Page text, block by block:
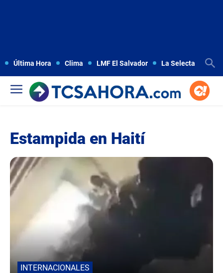
Última Hora Clima LMF El Salvador La Selecta
Estampida en Haití
INTERNACIONALES